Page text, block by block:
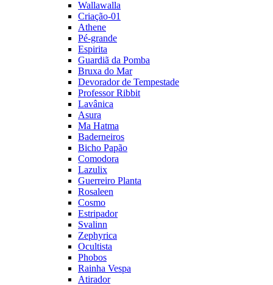
Wallawalla
Criação-01
Athene
Pé-grande
Espirita
Guardiã da Pomba
Bruxa do Mar
Devorador de Tempestade
Professor Ribbit
Lavânica
Asura
Ma Hatma
Baderneiros
Bicho Papão
Comodora
Lazulix
Guerreiro Planta
Rosaleen
Cosmo
Estripador
Svalinn
Zephyrica
Ocultista
Phobos
Rainha Vespa
Atirador